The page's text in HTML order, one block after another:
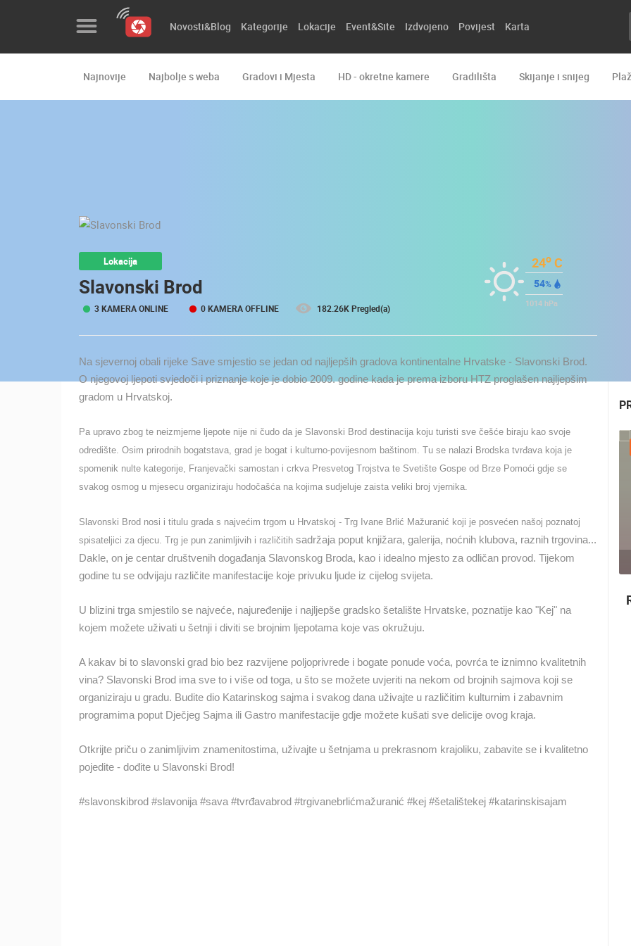
Izdvojeno
Karta
MEDIJI O
NAMA,
PRIZNANJA
DONACIJE
ZA NOVE
WEB
PRIVACY
Novosti&Blog Kategorije Lokacije Event&Site Izdvojeno Povijest Karta
Najnovije Najbolje s weba Gradovi i Mjesta HD - okretne kamere Gradilišta Skijanje i snijeg
NAJNOVIJE KAMERE
MANDRE SVETVINČENAT RAKOVICA
KATEGORIJE KAMERA
TRANSPORT I PROMET ZNAMENITOSTI SVJETSKA BAŠTINA
Lokacija
Slavonski Brod
3 KAMERA ONLINE 0 KAMERA OFFLINE 182.26K Pregled(a)
24o C
54%
1014hPa
Na sjevernoj obali rijeke Save smjestio se jedan od najljepših gradova kontinentalne Hrvatske - Slavonski Brod.
O njegovoj ljepoti svjedoči i priznanje koje je dobio 2009. godine kada je prema izboru HTZ proglašen najljepšim
gradom u Hrvatskoj.
Pa upravo zbog te neizmjerne ljepote nije ni čudo da je Slavonski Brod destinacija koju turisti sve češće biraju kao svoje
odredište. Osim prirodnih bogatstava, grad je bogat i kulturno-povijesnom baštinom. Tu se nalazi Brodska tvrđava koja je
spomenik nulte kategorije, Franjevački samostan i crkva Presvetog Trojstva te Svetište Gospe od Brze Pomoći gdje se
svakog osmog u mjesecu organiziraju hodočašća na kojima sudjeluje zaista veliki broj vjernika.
Slavonski Brod nosi i titulu grada s najvećim trgom u Hrvatskoj - Trg Ivane Brlić Mažuranić koji je posvećen našoj poznatoj
spisateljici za djecu. Trg je pun zanimljivih i različitih sadržaja poput knjižara, galerija, noćnih klubova, raznih trgovina...
Dakle, on je centar društvenih događanja Slavonskog Broda, kao i idealno mjesto za odličan provod. Tijekom
godine tu se odvijaju različite manifestacije koje privuku ljude iz cijelog svijeta.
U blizini trga smjestilo se najveće, najuređenije i najljepše gradsko šetalište Hrvatske, poznatije kao "Kej" na
kojem možete uživati u šetnji i diviti se brojnim ljepotama koje vas okružuju.
A kakav bi to slavonski grad bio bez razvijene poljoprivrede i bogate ponude voća, povrća te iznimno kvalitetnih
vina? Slavonski Brod ima sve to i više od toga, u što se možete uvjeriti na nekom od brojnih sajmova koji se
organiziraju u gradu. Budite dio Katarinskog sajma i svakog dana uživajte u različitim kulturnim i zabavnim
programima poput Dječjeg Sajma ili Gastro manifestacije gdje možete kušati sve delicije ovog kraja.
Otkrijte priču o zanimljivim znamenitostima, uživajte u šetnjama u prekrasnom krajoliku, zabavite se i kvalitetno
pojedite - dođite u Slavonski Brod!
#slavonskibrod #slavonija #sava #tvrđavabrod #trgivanebrlićmažuranić #kej #šetalištekej #katarinskisajam